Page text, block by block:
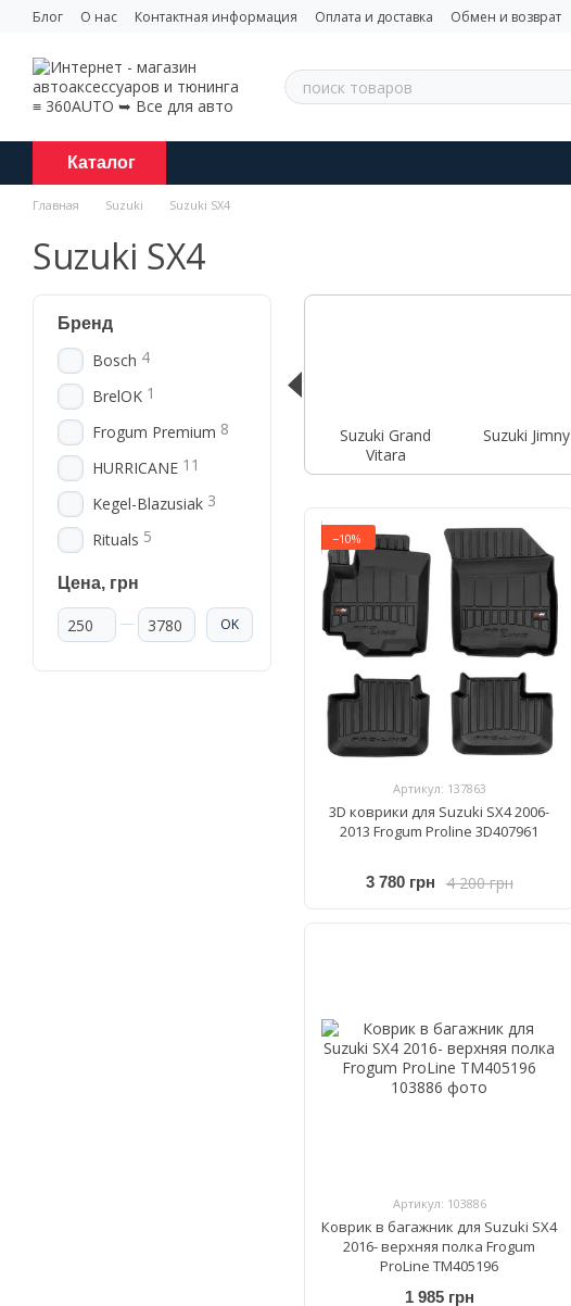
Перейти к основному контенту
Блог О нас Контактная информация Оплата и доставка Обмен и возврат
Каталог
Главная Suzuki Suzuki SX4
Suzuki SX4
Suzuki Grand
Vitara
Suzuki Jimny
−10%
Артикул: 137863
3D коврики для Suzuki SX4 2006-
2013 Frogum Proline 3D407961
4 200 грн
3 780 грн
Артикул: 103886
Коврик в багажник для Suzuki SX4
2016- верхняя полка Frogum
ProLine TM405196
1 985 грн
Бренд
Bosch 4
BrelOK 1
Frogum Premium 8
HURRICANE 11
Kegel-Blazusiak 3
Rituals 5
Цена, грн
От Цена, грн
До Цена, грн OK